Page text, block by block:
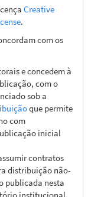
Creative
.
com os
e concedem à
com o
sob a
que permite
com
inicial
contratos
distribuição não-
publicada nesta
institucional